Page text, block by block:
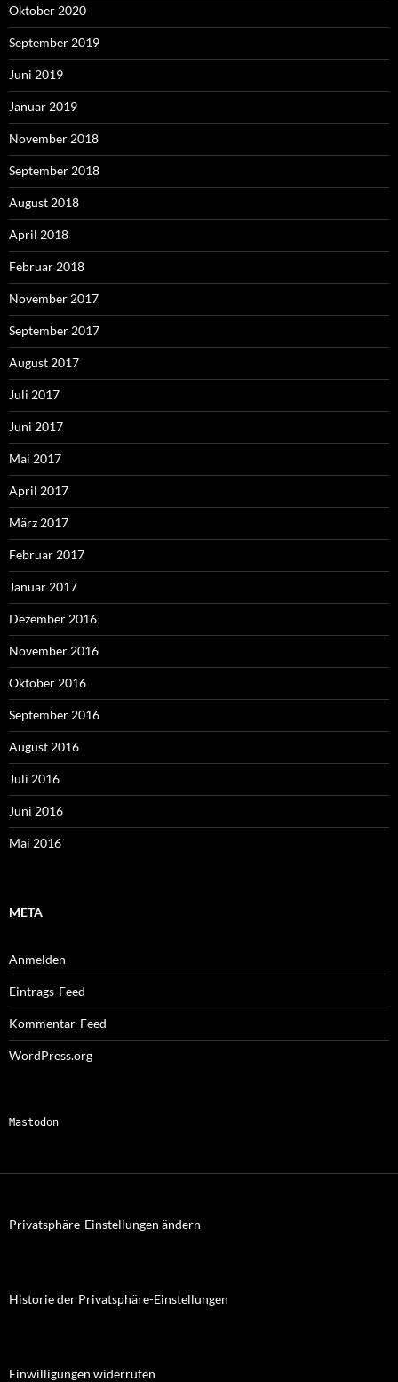
Oktober 2020
September 2019
Juni 2019
Januar 2019
November 2018
September 2018
August 2018
April 2018
Februar 2018
November 2017
September 2017
August 2017
Juli 2017
Juni 2017
Mai 2017
April 2017
März 2017
Februar 2017
Januar 2017
Dezember 2016
November 2016
Oktober 2016
September 2016
August 2016
Juli 2016
Juni 2016
Mai 2016
META
Anmelden
Eintrags-Feed
Kommentar-Feed
WordPress.org
Mastodon
Privatsphäre-Einstellungen ändern
Historie der Privatsphäre-Einstellungen
Einwilligungen widerrufen